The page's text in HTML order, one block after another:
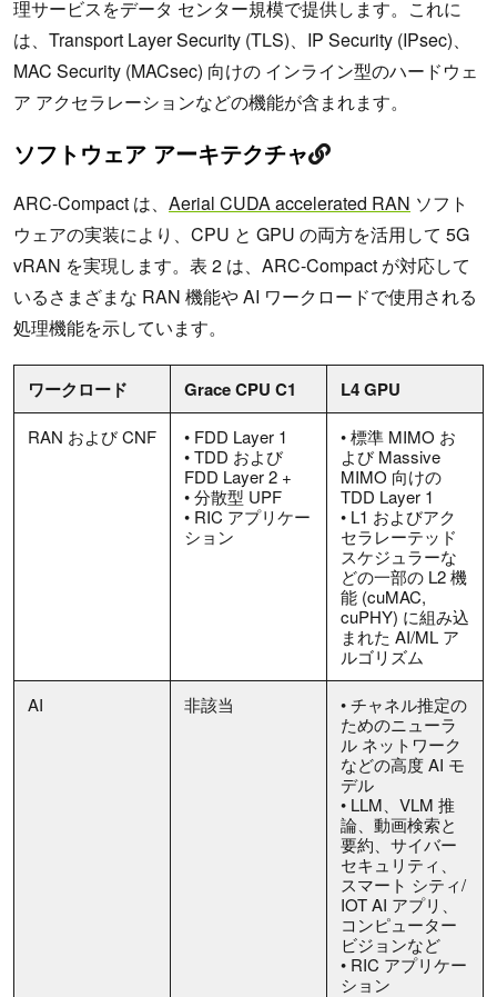
理サービスをデータ センター規模で提供します。これに
は、Transport Layer Security (TLS)、IP Security (IPsec)、
MAC Security (MACsec) 向けの インライン型のハードウェ
ア アクセラレーションなどの機能が含まれます。
ソフトウェア アーキテクチャ
ARC-Compact は、 Aerial CUDA accelerated RAN ソフト
ウェアの実装により、CPU と GPU の両方を活用して 5G
vRAN を実現します。表 2 は、ARC-Compact が対応して
いるさまざまな RAN 機能や AI ワークロードで使用される
処理機能を示しています。
ワークロード Grace CPU C1 L4 GPU
RAN および CNF
• FDD Layer 1
• TDD および
FDD Layer 2 +
• 分散型 UPF
• RIC アプリケー
ション
• 標準 MIMO お
よび Massive
MIMO 向けの
TDD Layer 1
• L1 およびアク
セラレーテッド
スケジュラーな
どの一部の L2 機
能 (cuMAC,
cuPHY) に組み込
まれた AI/ML ア
ルゴリズム
AI 非該当
• チャネル推定の
ためのニューラ
ル ネットワーク
などの高度 AI モ
デル
• LLM、VLM 推
論、動画検索と
要約、サイバー
セキュリティ、
スマート シティ/
IOT AI アプリ、
コンピューター
ビジョンなど
• RIC アプリケー
ション